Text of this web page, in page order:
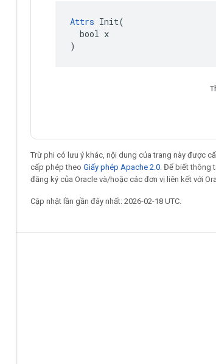
Attrs Init(
  bool x
)
Trừ phi có lưu ý khác, nội dung của trang này được
cấp phép theo Giấy phép Apache 2.0 . Để biết thông
đăng ký của Oracle và/hoặc các đơn vị liên kết với
Cập nhật lần gần đây nhất: 2026-02-18 UTC.